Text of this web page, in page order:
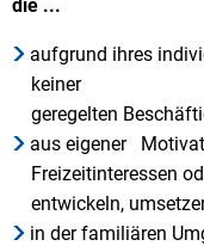
die ...
aufgrund ihres
keiner
geregelten
aus eigener
Freizeitinteressen
entwickeln,
in der familiären